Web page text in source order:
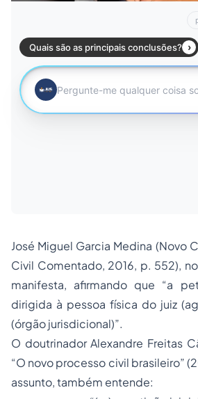
José Miguel Garcia Medina (Novo
Civil Comentado, 2016, p. 552),
manifesta, afirmando que “a
dirigida à pessoa física do juiz (
(órgão jurisdicional)”.
O doutrinador Alexandre Freitas
“O novo processo civil brasileiro”
assunto, também entende: